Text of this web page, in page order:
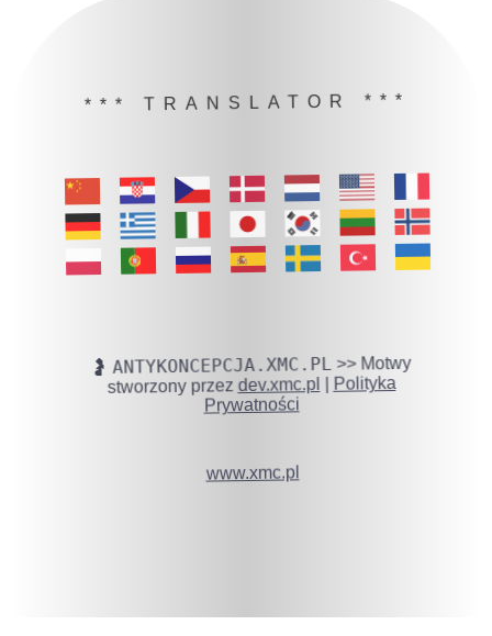
*** TRANSLATOR ***
🤰 ANTYKONCEPCJA.XMC.PL>> Motwy
stworzony przezdev.xmc.pl|
Polityka
Prywatności
www.xmc.pl